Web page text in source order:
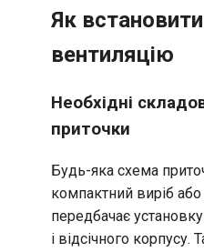
Як
вентиляцію
Необхідні
приточки
Будь-яка схема
компактний виріб
передбачає
і відсічного корпусу.